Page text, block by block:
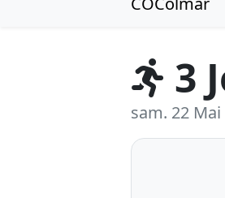
3
sam. 22 Mai